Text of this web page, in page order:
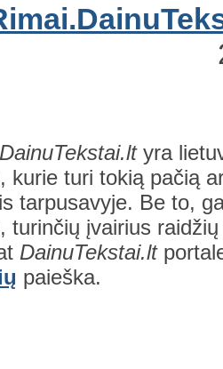
yra
kurie turi tokią pačią
tarpusavyje. Be to,
turinčių įvairius
DainuTekstai.lt
paieška.